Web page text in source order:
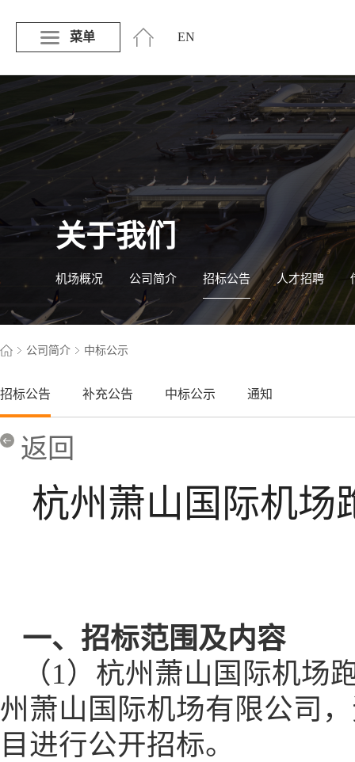
菜单 EN
关于我们
机场概况 公司简介 招标公告 人才招聘
公司简介 中标公示
招标公告 补充公告 中标公示 通知
返回
杭州萧山国际机场
一、招标范围及内容
（1） 杭州萧山国际机场
州萧山国际机场有限公司
目进行公开招标。